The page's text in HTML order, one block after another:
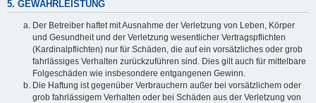
5. GEWÄHRLEISTUNG
Der Betreiber haftet mit Ausnahme der Verletzung von Leben, Körper
und Gesundheit und der Verletzung wesentlicher Vertragspflichten
(Kardinalpflichten) nur für Schäden, die auf ein vorsätzliches oder grob
fahrlässiges Verhalten zurückzuführen sind. Dies gilt auch für mittelbare
Folgeschäden wie insbesondere entgangenen Gewinn.
Die Haftung ist gegenüber Verbrauchern außer bei vorsätzlichem oder
grob fahrlässigem Verhalten oder bei Schäden aus der Verletzung von